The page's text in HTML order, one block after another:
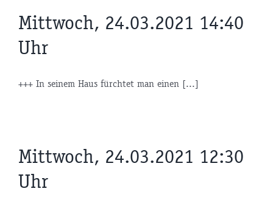
Mittwoch, 24.03.2021 14:40
Uhr
+++ In seinem Haus fürchtet man einen [...]
Mittwoch, 24.03.2021 12:30
Uhr